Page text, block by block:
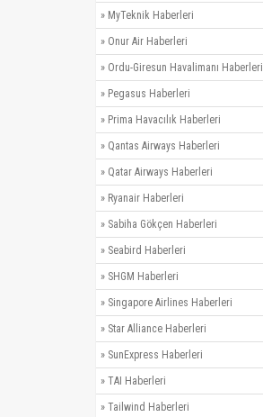
» MyTeknik Haberleri
» Onur Air Haberleri
» Ordu-Giresun Havalimanı Haberleri
» Pegasus Haberleri
» Prima Havacılık Haberleri
» Qantas Airways Haberleri
» Qatar Airways Haberleri
» Ryanair Haberleri
» Sabiha Gökçen Haberleri
» Seabird Haberleri
» SHGM Haberleri
» Singapore Airlines Haberleri
» Star Alliance Haberleri
» SunExpress Haberleri
» TAI Haberleri
» Tailwind Haberleri